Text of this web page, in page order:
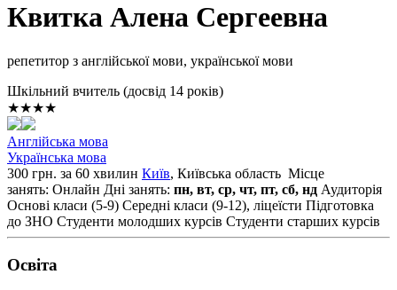
Квитка Алена Сергеевна
репетитор з англійської мови, української мови
Шкільний вчитель (досвід 14 років)
★★★★
Англійська мова
Українська мова
300 грн. за 60 хвилин Київ, Київська область Місце
занять: Онлайн Дні занять: пн, вт, ср, чт, пт, сб, нд Аудиторія
Основі класи (5-9) Середні класи (9-12), ліцеїсти Підготовка
до ЗНО Студенти молодших курсів Студенти старших курсів
Освiта